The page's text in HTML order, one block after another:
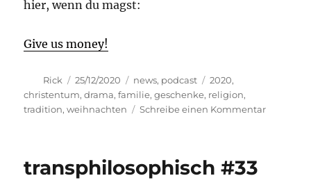
hier, wenn du magst:
Give us money!
Autor
Rick
Veröffentlicht
am
25/12/2020 Kategorien
news, podcast Schlagwörter
2020,
christentum,drama,familie,geschenke, religion,
tradition,weihnachten Schreibe einen Kommentarzu
transphilosophisch #33